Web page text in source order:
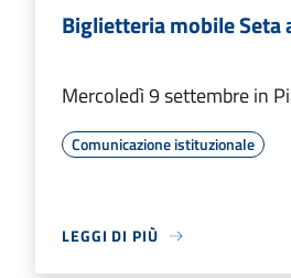
Biglietteria mobile Seta
Mercoledì 9 settembre in
Comunicazione istituzionale
LEGGI DI PIÙ